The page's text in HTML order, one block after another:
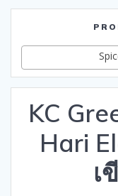
KC
Hari
เ